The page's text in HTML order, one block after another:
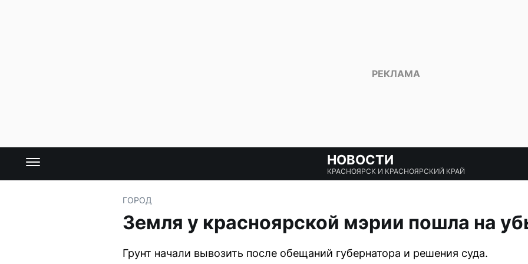
НОВОСТИ
КРАСНОЯРСК И КРАСНОЯРСКИЙ КРАЙ
ГОРОД
Земля у красноярской мэрии пошла на
Грунт начали вывозить после обещаний губернатора и решения суда.